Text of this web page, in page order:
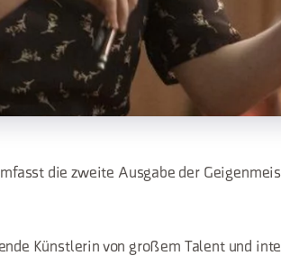
die zweite Ausgabe der
Künstlerin von großem Talent und